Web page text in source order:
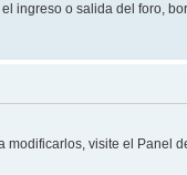
ingreso o salida del foro,
visite el